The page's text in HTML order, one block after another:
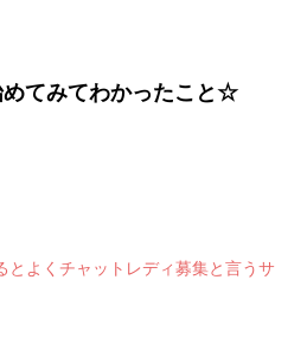
めてみてわかったこと☆
とよくチャットレディ募集と言うサ